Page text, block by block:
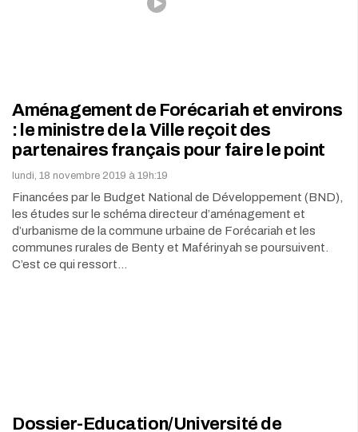
Aménagement de Forécariah et environs
: le ministre de la Ville reçoit des
partenaires français pour faire le point
lundi, 18 novembre 2019 à 19h:19
Financées par le Budget National de Développement (BND),
les études sur le schéma directeur d’aménagement et
d’urbanisme de la commune urbaine de Forécariah et les
communes rurales de Benty et Maférinyah se poursuivent.
C’est ce qui ressort…
Dossier-Education/Université de